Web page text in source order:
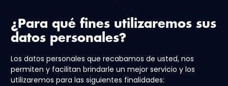
¿Para qué fines utilizaremos sus
datos personales?
Los datos personales que recabamos de usted, nos
permiten y facilitan brindarle un mejor servicio y los
utilizaremos para las siguientes finalidades: